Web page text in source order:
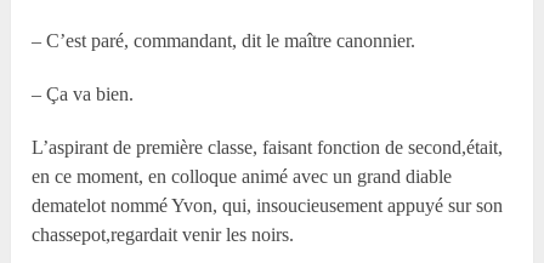
– C’est paré, commandant, dit le maître canonnier.
– Ça va bien.
L’aspirant de première classe, faisant fonction de second,était,
en ce moment, en colloque animé avec un grand diable
dematelot nommé Yvon, qui, insoucieusement appuyé sur son
chassepot,regardait venir les noirs.